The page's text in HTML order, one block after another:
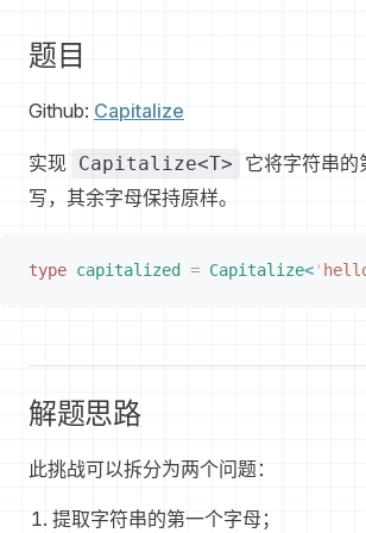
题目
Github: Capitalize
实现 Capitalize<T>
它将字符串的
写，其余字母保持原样。
type capitalized = Capitalize<'
解题思路
此挑战可以拆分为两个问题：
提取字符串的第一个字母；